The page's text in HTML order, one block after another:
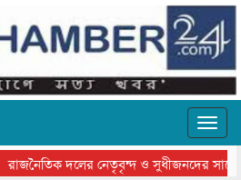
রাজনৈতিক দলের নেতৃবৃন্দ ও সুধীজনদের সাথে